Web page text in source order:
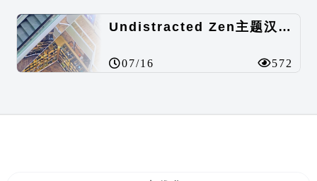
Undistracted Zen主题汉化包
07/16 572